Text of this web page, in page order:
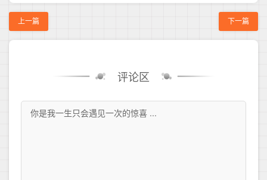
上一篇 下一篇
评论区